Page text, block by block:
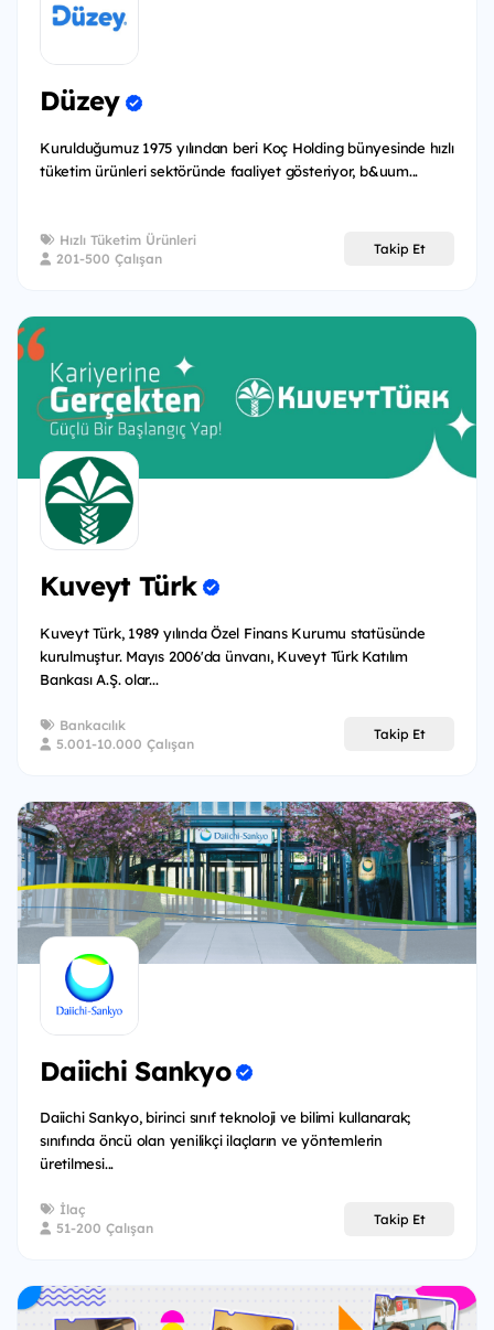
Düzey
Kurulduğumuz 1975 yılından beri Koç Holding bünyesinde hızlı
tüketim ürünleri sektöründe faaliyet gösteriyor, b&uum...
Hızlı Tüketim Ürünleri
201-500 Çalışan
Takip Et
Kuveyt Türk
Kuveyt Türk, 1989 yılında Özel Finans Kurumu statüsünde
kurulmuştur. Mayıs 2006'da ünvanı, Kuveyt Türk Katılım
Bankası A.Ş. olar...
Bankacılık
5.001-10.000 Çalışan
Takip Et
Daiichi Sankyo
Daiichi Sankyo, birinci sınıf teknoloji ve bilimi kullanarak;
sınıfında öncü olan yenilikçi ilaçların ve yöntemlerin
üretilmesi...
İlaç
51-200 Çalışan
Takip Et